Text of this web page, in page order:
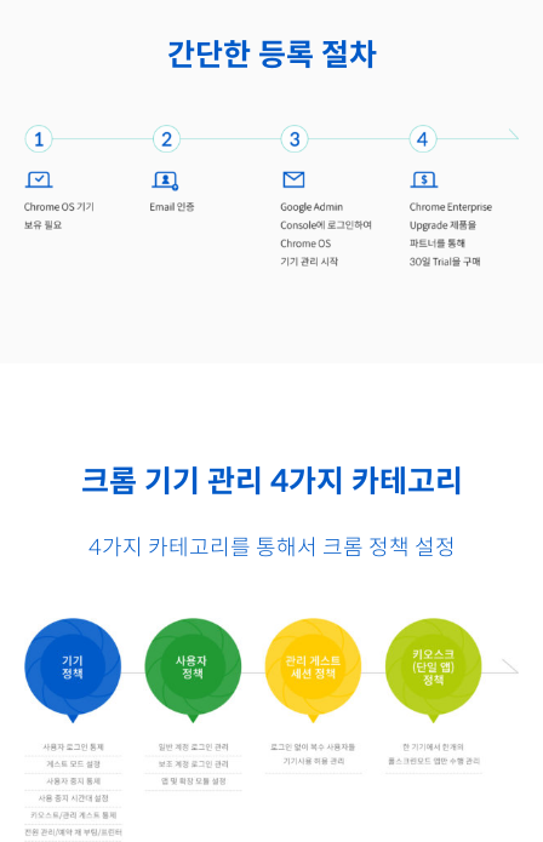
간단한 등록 절차
크롬 기기 관리 4가지 카테고리
4가지 카테고리를 통해서 크롬 정책 설정